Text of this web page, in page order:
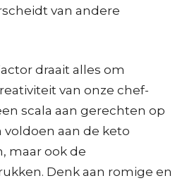
van andere
draait alles om
van onze chef-
scala aan gerechten op
aan de keto
maar ook de
Denk aan romige en